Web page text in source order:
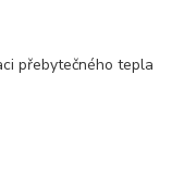
přebytečného tepla